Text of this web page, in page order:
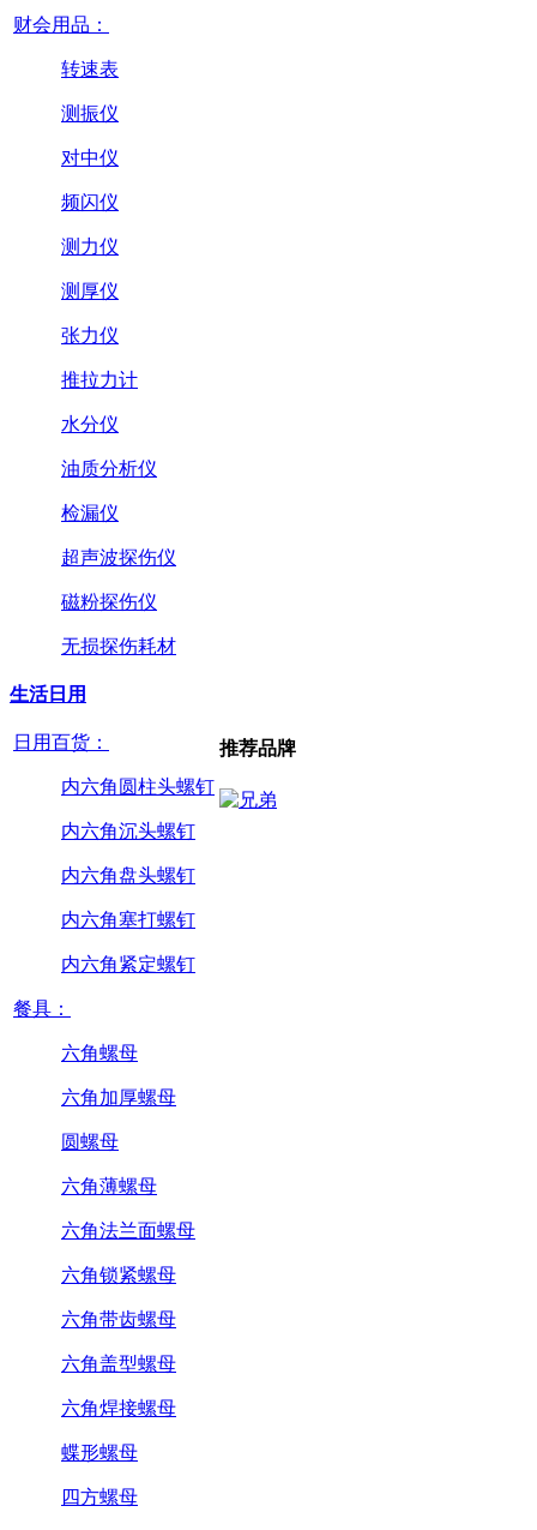
财会用品：
转速表
测振仪
对中仪
频闪仪
测力仪
测厚仪
张力仪
推拉力计
水分仪
油质分析仪
检漏仪
超声波探伤仪
磁粉探伤仪
无损探伤耗材
生活日用
日用百货：
内六角圆柱头螺钉
内六角沉头螺钉
内六角盘头螺钉
内六角塞打螺钉
内六角紧定螺钉
餐具：
六角螺母
六角加厚螺母
圆螺母
六角薄螺母
六角法兰面螺母
六角锁紧螺母
六角带齿螺母
六角盖型螺母
六角焊接螺母
蝶形螺母
四方螺母
推荐品牌